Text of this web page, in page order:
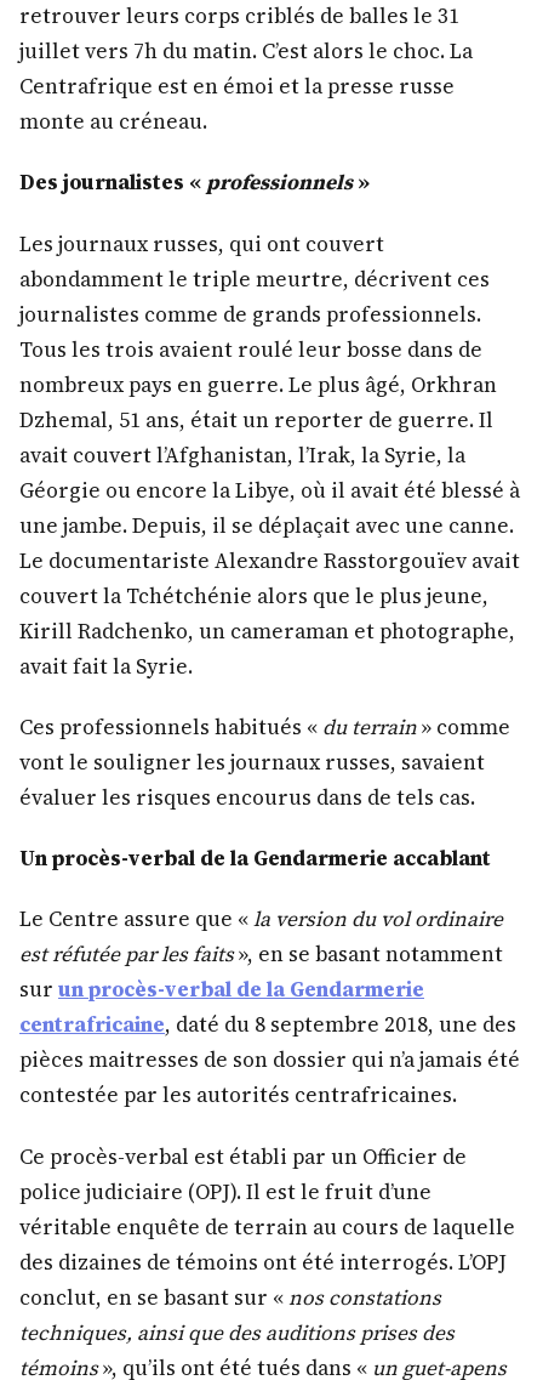
retrouver leurs corps criblés de balles le 31
juillet vers 7h du matin. C’est alors le choc. La
Centrafrique est en émoi et la presse russe
monte au créneau.
Des journalistes « professionnels »
Les journaux russes, qui ont couvert
abondamment le triple meurtre, décrivent ces
journalistes comme de grands professionnels.
Tous les trois avaient roulé leur bosse dans de
nombreux pays en guerre. Le plus âgé, Orkhran
Dzhemal, 51 ans, était un reporter de guerre. Il
avait couvert l’Afghanistan, l’Irak, la Syrie, la
Géorgie ou encore la Libye, où il avait été blessé à
une jambe. Depuis, il se déplaçait avec une canne.
Le documentariste Alexandre Rasstorgouïev avait
couvert la Tchétchénie alors que le plus jeune,
Kirill Radchenko, un cameraman et photographe,
avait fait la Syrie.
Ces professionnels habitués « du terrain» comme
vont le souligner les journaux russes, savaient
évaluer les risques encourus dans de tels cas.
Un procès-verbal de la Gendarmerie accablant
Le Centre assure que «la version du vol ordinaire
est réfutée par les faits», en se basant notamment
sur un procès-verbal de la Gendarmerie
centrafricaine, daté du 8 septembre 2018, une des
pièces maitresses de son dossier qui n’a jamais été
contestée par les autorités centrafricaines.
Ce procès-verbal est établi par un Officier de
police judiciaire (OPJ). Il est le fruit d’une
véritable enquête de terrain au cours de laquelle
des dizaines de témoins ont été interrogés. L’OPJ
conclut, en se basant sur «nos constations
techniques, ainsi que des auditions prises des
témoins», qu’ils ont été tués dans « un guet-apens